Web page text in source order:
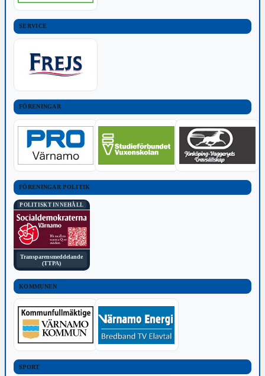
SERVICE
FÖRENINGAR
FÖRENINGAR POLITIK
POLITISKT INNEHÅLL
Transparensmeddelande
(TTPA)
KOMMUNEN
SPORT